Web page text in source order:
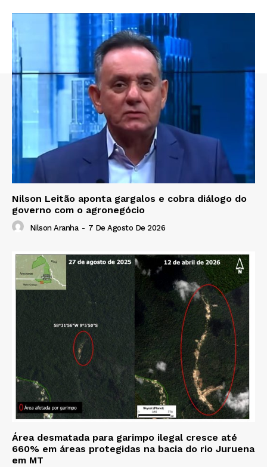
Nilson Leitão aponta gargalos e cobra diálogo do
governo com o agronegócio
Nilson Aranha - 7 De Agosto De 2026
Área desmatada para garimpo ilegal cresce até
660% em áreas protegidas na bacia do rio Juruena
em MT